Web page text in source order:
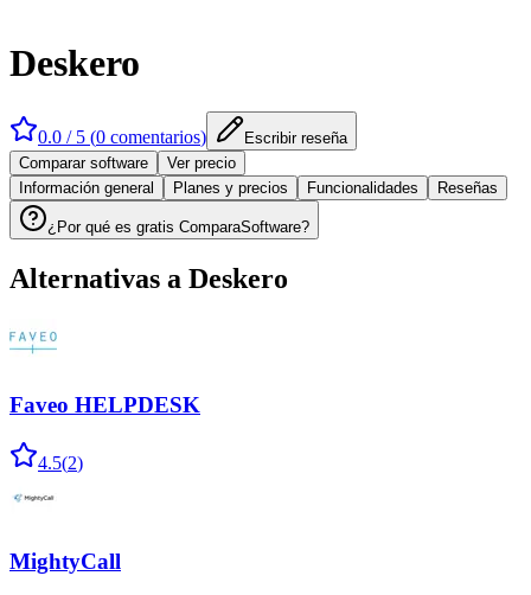
Deskero
0.0 / 5 (0 comentarios)
Escribir reseña
Comparar software
Ver precio
Información general
Planes y precios Funcionalidades Reseñas
¿Por qué es gratis ComparaSoftware?
Alternativas a Deskero
Faveo HELPDESK
4.5(2)
MightyCall